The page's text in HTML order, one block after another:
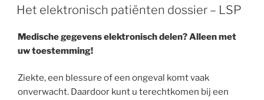
OP
Het elektronisch patiënten dossier – LSP
Medische gegevens elektronisch delen? Alleen met
uw toestemming!
Ziekte, een blessure of een ongeval komt vaak
onverwacht. Daardoor kunt u terechtkomen bij een